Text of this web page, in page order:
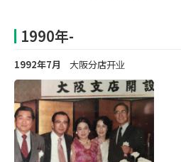
1990年-
1992年7月 大阪分店开业